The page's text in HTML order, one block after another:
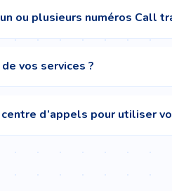
ou plusieurs numéros Call
vos services ?
d’appels pour utiliser